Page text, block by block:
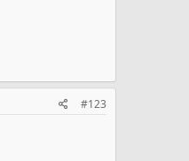
#123